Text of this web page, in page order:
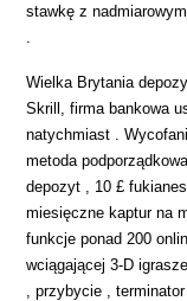
stawkę z
.
Wielka Brytania
Skrill, firma bankowa
natychmiast .
metoda
depozyt , 10 £
miesięczne kaptur na
funkcje ponad 200
wciągającej 3-D
, przybycie ,